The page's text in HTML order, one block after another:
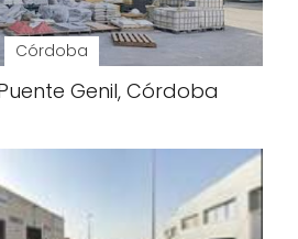
Córdoba
Genil, Córdoba